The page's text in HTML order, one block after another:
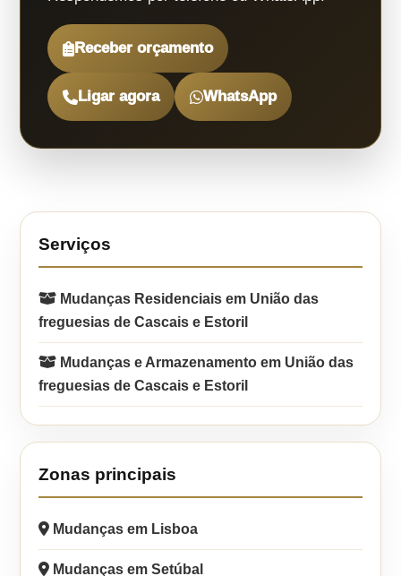
Receber orçamento
Ligar agora WhatsApp
Serviços
Mudanças Residenciais em União das
freguesias de Cascais e Estoril
Mudanças e Armazenamento em União das
freguesias de Cascais e Estoril
Zonas principais
Mudanças em Lisboa
Mudanças em Setúbal